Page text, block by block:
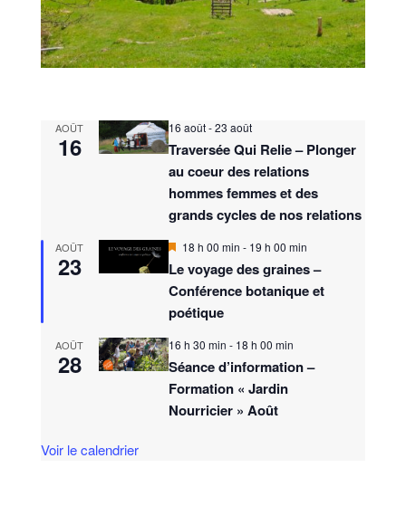
AOÛT
16
16 août-23 août
Traversée Qui Relie – Plonger
au coeur des relations
hommes femmes et des
grands cycles de nos relations
AOÛT
23
M
s
e
a
a
n
t
18 h 00 min - 19 h 00 min
Le voyage des graines –
Conférence botanique et
poétique
AOÛT
28
16 h 30 min - 18 h 00 min
Séance d’information –
Formation « Jardin
Nourricier » Août
Voir le calendrier